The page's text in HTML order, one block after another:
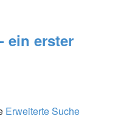
ein erster
Erweiterte Suche